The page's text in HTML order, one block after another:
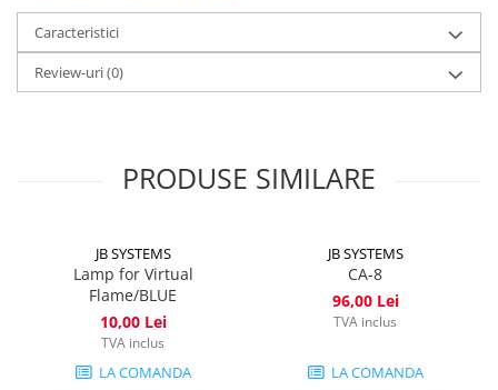
Caracteristici
Review-uri(0)
PRODUSE SIMILARE
JB SYSTEMS
Lamp for Virtual
Flame/BLUE
10,00 Lei
TVA inclus
LA COMANDA
JB SYSTEMS
CA-8
96,00 Lei
TVA inclus
LA COMANDA